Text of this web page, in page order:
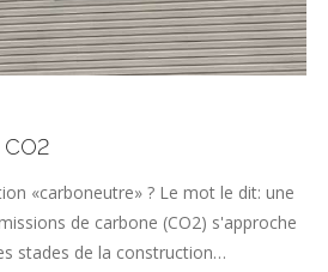
«carboneutre» ? Le mot le dit: une
de carbone (CO2) s'approche
stades de la construction…